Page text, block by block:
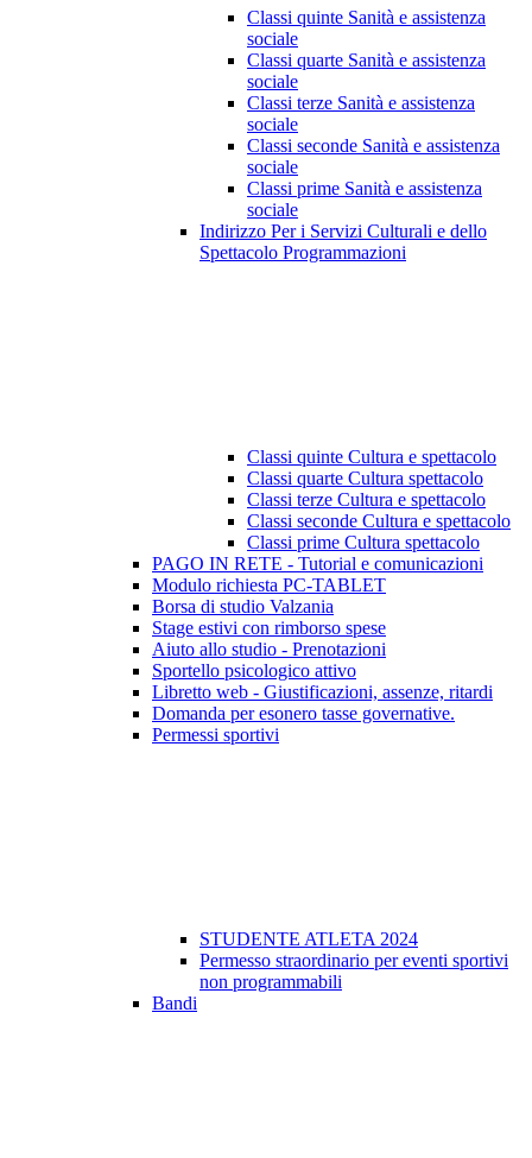
Classi quinte Sanità e assistenza
sociale
Classi quarte Sanità e assistenza
sociale
Classi terze Sanità e assistenza
sociale
Classi seconde Sanità e assistenza
sociale
Classi prime Sanità e assistenza
sociale
Indirizzo Per i Servizi Culturali e dello
Spettacolo Programmazioni
Classi quinte Cultura e spettacolo
Classi quarte Cultura spettacolo
Classi terze Cultura e spettacolo
Classi seconde Cultura e spettacolo
Classi prime Cultura spettacolo
PAGO IN RETE - Tutorial e comunicazioni
Modulo richiesta PC-TABLET
Borsa di studio Valzania
Stage estivi con rimborso spese
Aiuto allo studio - Prenotazioni
Sportello psicologico attivo
Libretto web - Giustificazioni, assenze, ritardi
Domanda per esonero tasse governative.
Permessi sportivi
STUDENTE ATLETA 2024
Permesso straordinario per eventi sportivi
non programmabili
Bandi